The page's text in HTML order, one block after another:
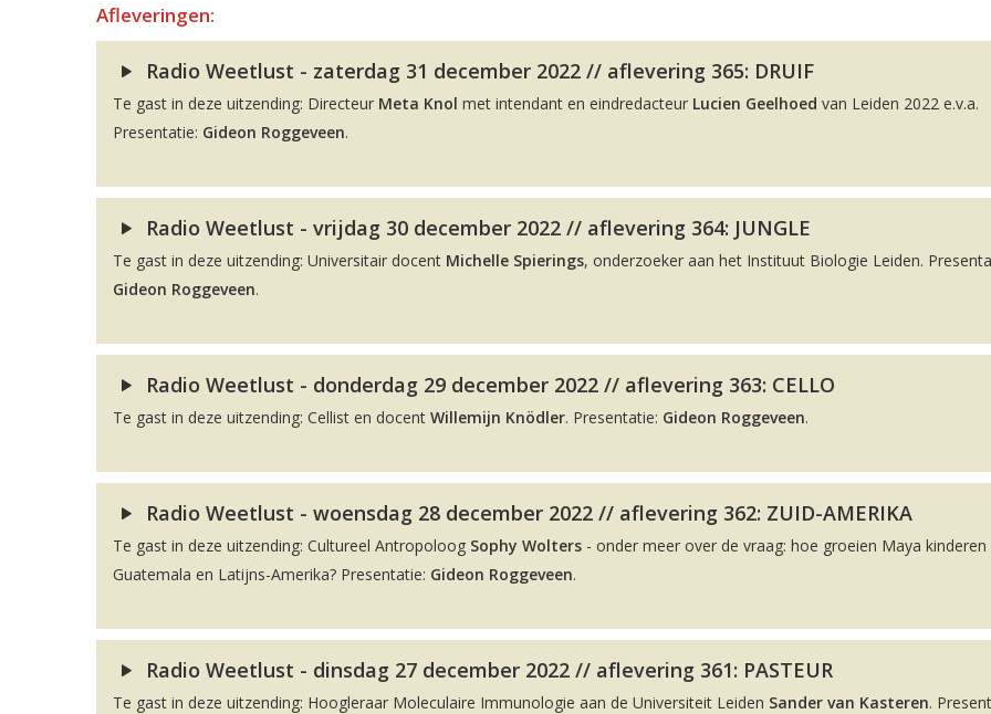
Afleveringen:
Radio Weetlust - zaterdag 31 december 2022 // aflevering 365: DRUIF
Te gast in deze uitzending: Directeur Meta Knol met intendant en eindredacteur Lucien Geelhoed van Leiden 2022 e.v.a.
Presentatie: Gideon Roggeveen.
Radio Weetlust - vrijdag 30 december 2022 // aflevering 364: JUNGLE
Te gast in deze uitzending: Universitair docent Michelle Spierings, onderzoeker aan het Instituut Biologie Leiden.
Gideon Roggeveen.
Radio Weetlust - donderdag 29 december 2022 // aflevering 363: CELLO
Te gast in deze uitzending: Cellist en docent Willemijn Knödler. Presentatie: Gideon Roggeveen.
Radio Weetlust - woensdag 28 december 2022 // aflevering 362: ZUID-AMERIKA
Te gast in deze uitzending: Cultureel Antropoloog Sophy Wolters - onder meer over de vraag: hoe groeien Maya
Guatemala en Latijns-Amerika? Presentatie: Gideon Roggeveen.
Radio Weetlust - dinsdag 27 december 2022 // aflevering 361: PASTEUR
Te gast in deze uitzending: Hoogleraar Moleculaire Immunologie aan de Universiteit Leiden Sander van Kasteren.